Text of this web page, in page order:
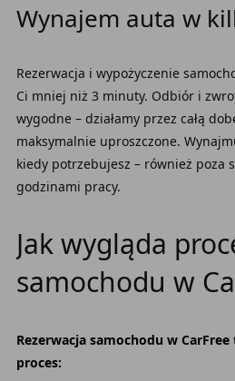
Wynajem auta w
Rezerwacja i wypożyczenie
Ci mniej niż 3 minuty. Odbiór i
wygodne – działamy przez całą
maksymalnie uproszczone.
kiedy potrzebujesz – również poza
godzinami pracy.
Jak wygląda
samochodu w
Rezerwacja samochodu w
proces: